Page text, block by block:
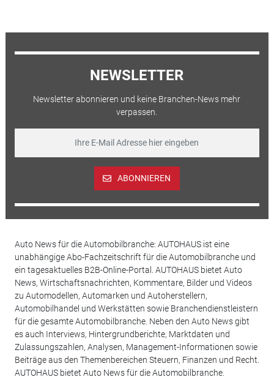
NEWSLETTER
Newsletter abonnieren und keine Branchen-News mehr
verpassen.
ABONNIEREN
Auto News für die Automobilbranche: AUTOHAUS ist eine
unabhängige Abo-Fachzeitschrift für die Automobilbranche und
ein tagesaktuelles B2B-Online-Portal. AUTOHAUS bietet Auto
News, Wirtschaftsnachrichten, Kommentare, Bilder und Videos
zu Automodellen, Automarken und Autoherstellern,
Automobilhandel und Werkstätten sowie Branchendienstleistern
für die gesamte Automobilbranche. Neben den Auto News gibt
es auch Interviews, Hintergrundberichte, Marktdaten und
Zulassungszahlen, Analysen, Management-Informationen sowie
Beiträge aus den Themenbereichen Steuern, Finanzen und Recht.
AUTOHAUS bietet Auto News für die Automobilbranche.